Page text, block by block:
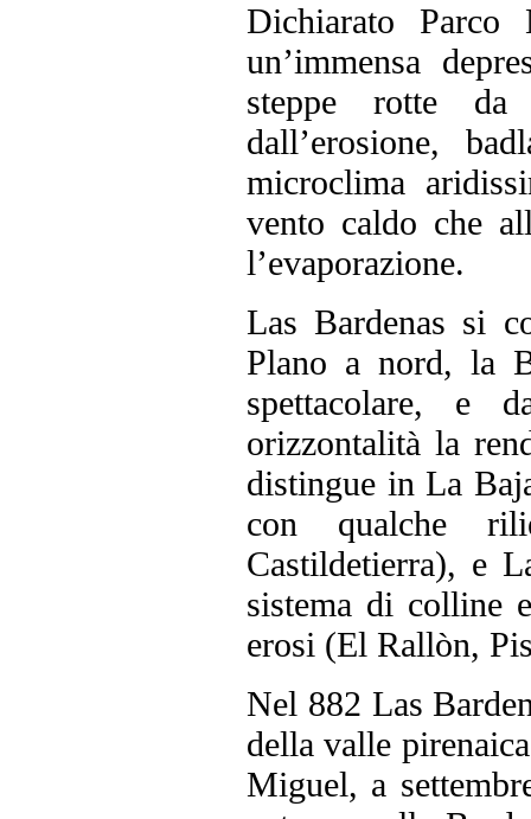
Dichiarato Parco
un’immensa
steppe rotte da
dall’erosione,
microclima
vento caldo che
l’evaporazione.
Las Bardenas si
Plano a nord, la
spettacolare, e
orizzontalità la
distingue in La
con qualche
Castildetierra), e
sistema di colline
erosi (El Rallòn,
Nel 882 Las
della valle
Miguel, a